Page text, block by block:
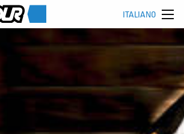
ITALIANO